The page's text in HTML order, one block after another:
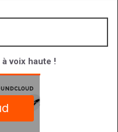
voix haute !